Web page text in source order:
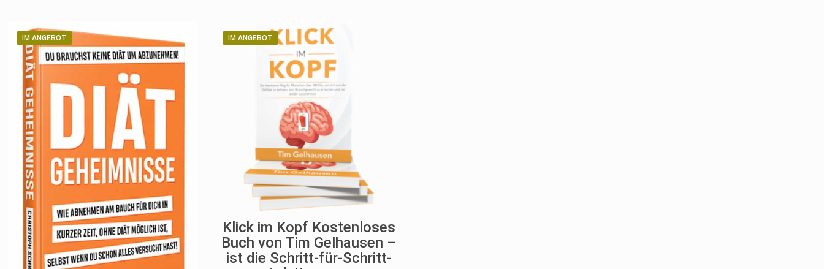
IM ANGEBOT IM ANGEBOT
Klick im Kopf Kostenloses
Buch von Tim Gelhausen –
ist die Schritt-für-Schritt-